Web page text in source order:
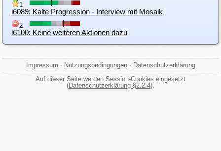
1
i6089: Kalte Progression - Interview mit Mosaik
2
i6100: Keine weiteren Aktionen dazu
Impressum · Nutzungsbedingungen· Datenschutzerklärung
Auf dieser Seite werden Session-Cookies eingesetzt
(Datenschutzerklärung §2.2.4).